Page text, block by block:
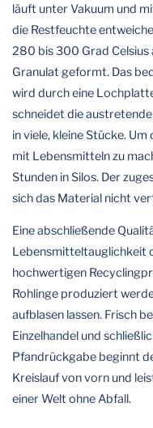
läuft unter Vakuum und
die Restfeuchte
280 bis 300 Grad Celsius
Granulat geformt. Das
wird durch eine
schneidet die
in viele, kleine Stücke.
mit Lebensmitteln zu
Stunden in Silos. Der
sich das Material nicht
Eine abschließende
Lebensmitteltauglichkeit
hochwertigen
Rohlinge produziert
aufblasen lassen. Frisch
Einzelhandel und
Pfandrückgabe beginnt
Kreislauf von vorn und
einer Welt ohne Abfall.